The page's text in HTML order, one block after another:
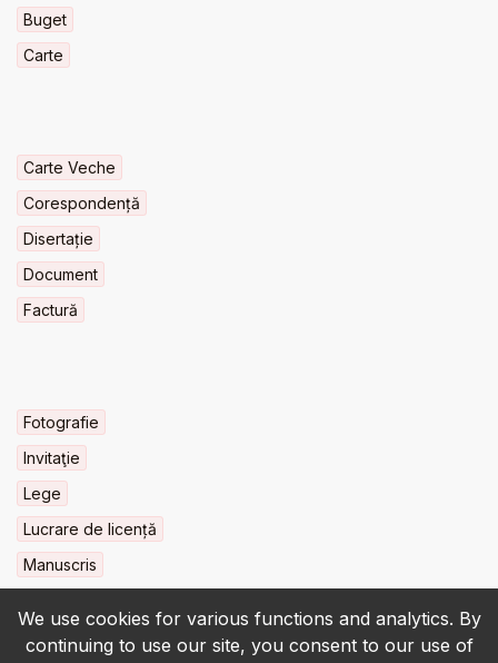
We use cookies for various functions and analytics. By
continuing to use our site, you consent to our use of
Buget
Carte
Carte Veche
Corespondență
Disertație
Document
Factură
Fotografie
Invitaţie
Lege
Lucrare de licență
Manuscris